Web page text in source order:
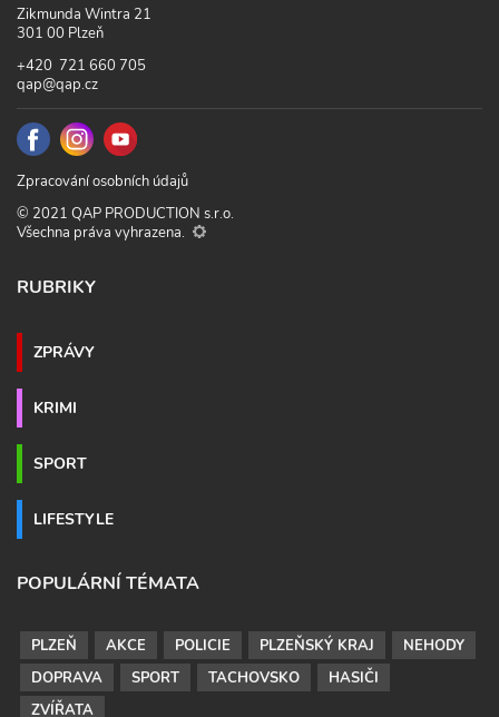
Zikmunda Wintra 21
301 00 Plzeň
+420 721 660 705
qap@qap.cz
Zpracování osobních údajů
© 2021 QAP PRODUCTION s.r.o.
Všechna práva vyhrazena.
RUBRIKY
ZPRÁVY
KRIMI
SPORT
LIFESTYLE
POPULÁRNÍ TÉMATA
PLZEŇ AKCE POLICIE PLZEŇSKÝ KRAJ
NEHODY
DOPRAVA
SPORT TACHOVSKO
HASIČI
ZVÍŘATA